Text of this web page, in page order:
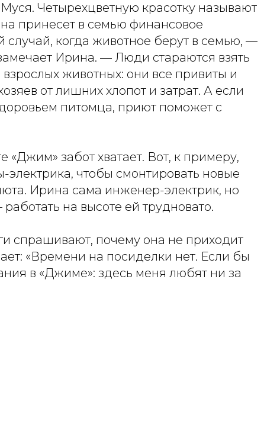
Четырехцветную красотку называют
принесет в семью финансовое
случай, когда животное берут в семью, —
Ирина. — Люди стараются взять
животных: они все привиты и
от лишних хлопот и затрат. А если
питомца, приют поможет с
«Джим» забот хватает. Вот, к примеру,
чтобы смонтировать новые
Ирина сама инженер-электрик, но
на высоте ей трудновато.
спрашивают, почему она не приходит
«Времени на посиделки нет. Если бы
в «Джиме»: здесь меня любят ни за